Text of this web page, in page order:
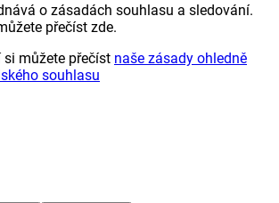
o zásadách souhlasu a sledování.
přečíst zde.
můžete přečíst naše zásady ohledně
souhlasu